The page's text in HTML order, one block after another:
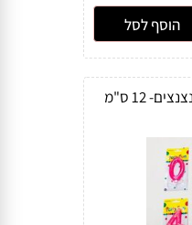
הוסף לסל
12 ס"מ